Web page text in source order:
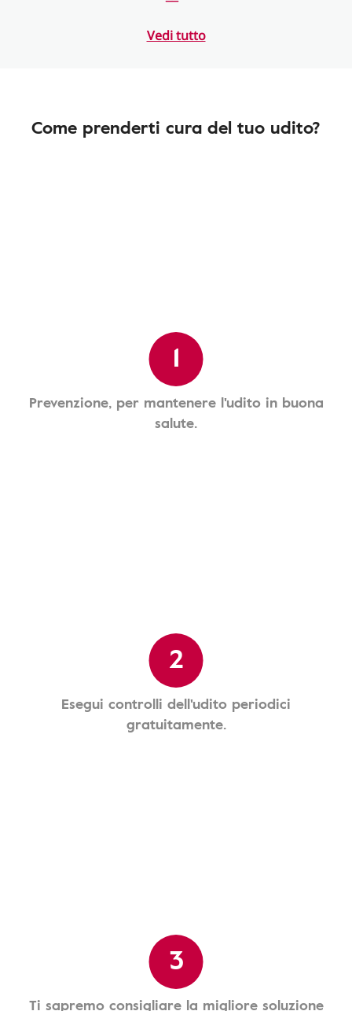
Vedi tutto
Come prenderti cura del tuo udito?
1
Prevenzione, per mantenere l'udito in buona
salute.
2
Esegui controlli dell'udito periodici
gratuitamente.
3
Ti sapremo consigliare la migliore soluzione